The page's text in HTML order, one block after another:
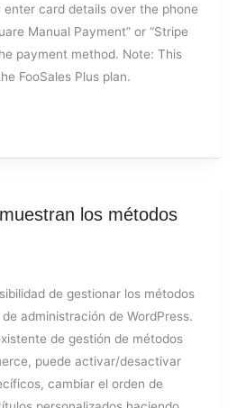
enter card details over the phone
Manual Payment” or “Stripe
payment method. Note: This
FooSales Plus plan.
los métodos
de gestionar los métodos
administración de WordPress.
de gestión de métodos
puede activar/desactivar
cambiar el orden de